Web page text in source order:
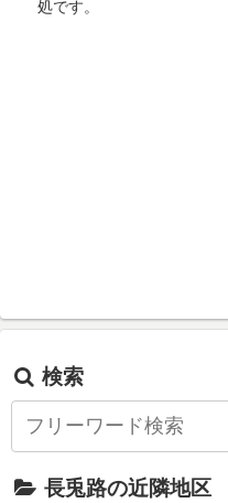
処です。
検索
長兎路の近隣地区